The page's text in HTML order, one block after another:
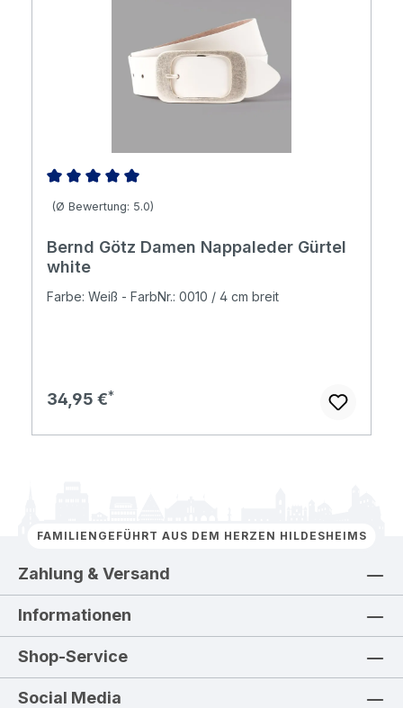
Durchschnittliche Bewertung von 5 von 5 Sternen
(Ø Bewertung: 5.0)
Bernd Götz Damen Nappaleder Gürtel
white
Farbe: Weiß - FarbNr.: 0010 / 4 cm breit
Regulärer Preis:
34,95 €
FAMILIENGEFÜHRT AUS DEM HERZEN HILDESHEIMS
Zahlung & Versand
Informationen
Shop-Service
Social Media